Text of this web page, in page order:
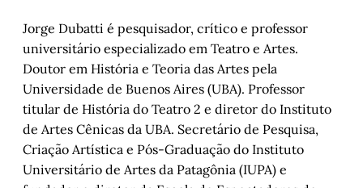
Jorge Dubatti é pesquisador, crítico e professor
universitário especializado em Teatro e Artes.
Doutor em História e Teoria das Artes pela
Universidade de Buenos Aires (UBA). Professor
titular de História do Teatro 2 e diretor do Instituto
de Artes Cênicas da UBA. Secretário de Pesquisa,
Criação Artística e Pós-Graduação do Instituto
Universitário de Artes da Patagônia (IUPA) e